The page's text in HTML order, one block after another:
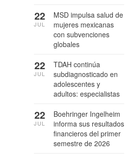
MSD impulsa salud de
mujeres mexicanas
con subvenciones
globales
22
JUL
TDAH continúa
subdiagnosticado en
adolescentes y
adultos: especialistas
22
JUL
Boehringer Ingelheim
informa sus resultados
financieros del primer
semestre de 2026
22
JUL